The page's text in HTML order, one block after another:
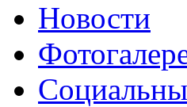
Новости